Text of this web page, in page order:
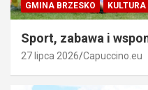
GMINA BRZESKO
Sport, zabawa i
27 lipca 2026 Capuccino.eu